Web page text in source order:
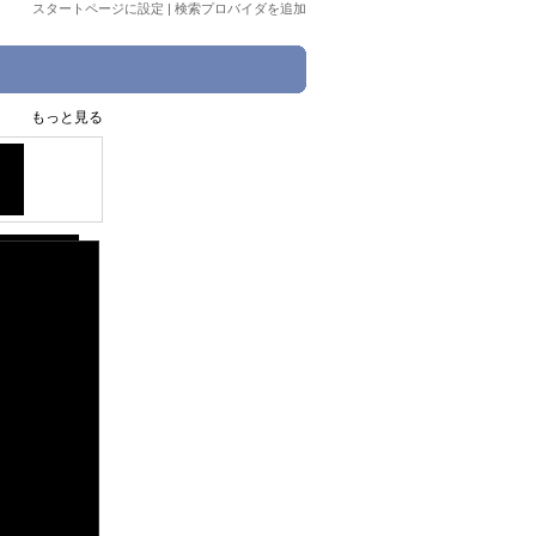
スタートページに設定 | 検索プロバイダを追加
もっと見る